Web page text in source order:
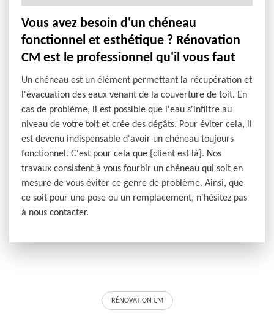
Vous avez besoin d'un chéneau
fonctionnel et esthétique ? Rénovation
CM est le professionnel qu'il vous faut
Un chéneau est un élément permettant la récupération et
l'évacuation des eaux venant de la couverture de toit. En
cas de problème, il est possible que l'eau s'infiltre au
niveau de votre toit et crée des dégâts. Pour éviter cela, il
est devenu indispensable d'avoir un chéneau toujours
fonctionnel. C'est pour cela que {client est là}. Nos
travaux consistent à vous fourbir un chéneau qui soit en
mesure de vous éviter ce genre de problème. Ainsi, que
ce soit pour une pose ou un remplacement, n'hésitez pas
à nous contacter.
RÉNOVATION CM